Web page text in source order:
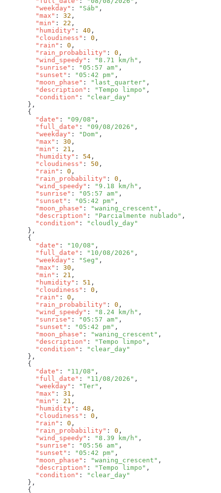
        "weekday"
: "Sáb"
        "max"
: 32
        "min"
: 22
        "humidity"
: 40
        "cloudiness"
: 0
        "rain"
: 0
        "rain_probability"
: 0
        "wind_speedy"
: "8.71 km/h"
        "sunrise"
: "05:57 am"
        "sunset"
: "05:42 pm"
        "moon_phase"
: "last_quarter"
        "description"
: "Tempo limpo"
        "condition"
:
        "date"
: "09/08"
        "full_date"
: "09/08/2026"
        "weekday"
: "Dom"
        "max"
: 30
        "min"
: 21
        "humidity"
: 54
        "cloudiness"
: 50
        "rain"
: 0
        "rain_probability"
: 0
        "wind_speedy"
: "9.18 km/h"
        "sunrise"
: "05:57 am"
        "sunset"
: "05:42 pm"
        "moon_phase"
: "waning_crescent"
        "description"
: "Parcialmente nublado"
        "condition"
:
        "date"
: "10/08"
        "full_date"
: "10/08/2026"
        "weekday"
: "Seg"
        "max"
: 30
        "min"
: 21
        "humidity"
: 51
        "cloudiness"
: 0
        "rain"
: 0
        "rain_probability"
: 0
        "wind_speedy"
: "8.24 km/h"
        "sunrise"
: "05:57 am"
        "sunset"
: "05:42 pm"
        "moon_phase"
: "waning_crescent"
        "description"
: "Tempo limpo"
        "condition"
:
        "date"
: "11/08"
        "full_date"
: "11/08/2026"
        "weekday"
: "Ter"
        "max"
: 31
        "min"
: 21
        "humidity"
: 48
        "cloudiness"
: 0
        "rain"
: 0
        "rain_probability"
: 0
        "wind_speedy"
: "8.39 km/h"
        "sunrise"
: "05:56 am"
        "sunset"
: "05:42 pm"
        "moon_phase"
: "waning_crescent"
        "description"
: "Tempo limpo"
        "condition"
: